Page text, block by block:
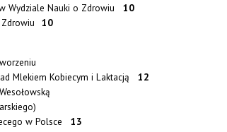
Wydziale Nauki o Zdrowiu 10
10
Mlekiem Kobiecym i Laktacją 12
w Polsce 13